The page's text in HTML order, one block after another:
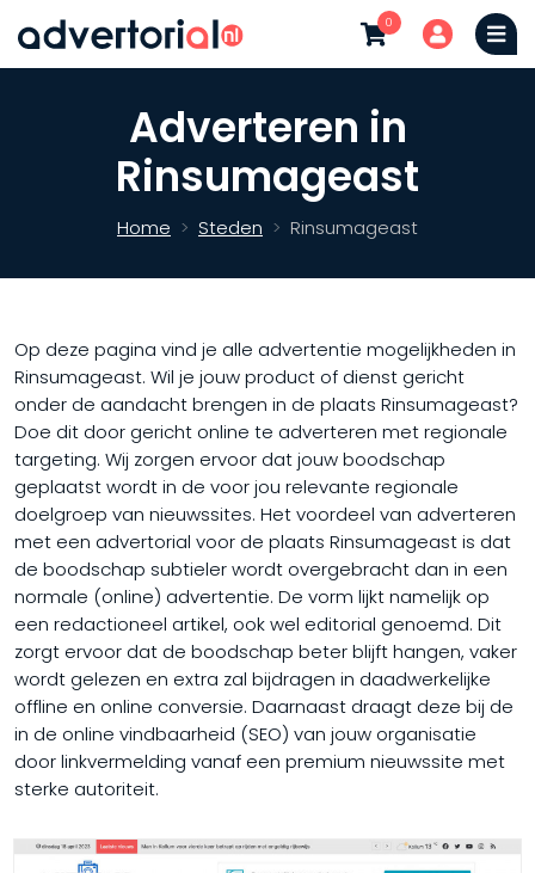
0
Adverteren in
Rinsumageast
Home Steden Rinsumageast
Op deze pagina vind je alle advertentie mogelijkheden in
Rinsumageast. Wil je jouw product of dienst gericht
onder de aandacht brengen in de plaats Rinsumageast?
Doe dit door gericht online te adverteren met regionale
targeting. Wij zorgen ervoor dat jouw boodschap
geplaatst wordt in de voor jou relevante regionale
doelgroep van nieuwssites. Het voordeel van adverteren
met een advertorial voor de plaats Rinsumageast is dat
de boodschap subtieler wordt overgebracht dan in een
normale (online) advertentie. De vorm lijkt namelijk op
een redactioneel artikel, ook wel editorial genoemd. Dit
zorgt ervoor dat de boodschap beter blijft hangen, vaker
wordt gelezen en extra zal bijdragen in daadwerkelijke
offline en online conversie. Daarnaast draagt deze bij de
in de online vindbaarheid (SEO) van jouw organisatie
door linkvermelding vanaf een premium nieuwssite met
sterke autoriteit.